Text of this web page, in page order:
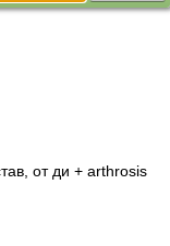
от ди + arthrosis